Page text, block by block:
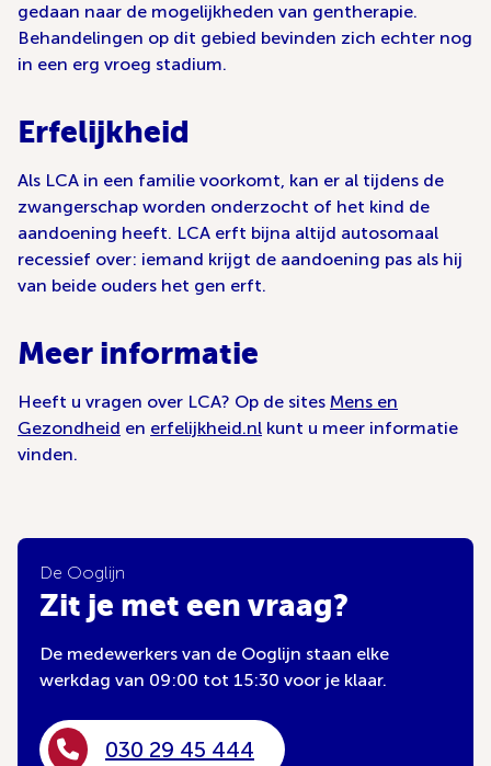
gedaan naar de mogelijkheden van gentherapie.
Behandelingen op dit gebied bevinden zich echter nog
in een erg vroeg stadium.
Erfelijkheid
Als LCA in een familie voorkomt, kan er al tijdens de
zwangerschap worden onderzocht of het kind de
aandoening heeft. LCA erft bijna altijd autosomaal
recessief over: iemand krijgt de aandoening pas als hij
van beide ouders het gen erft.
Meer informatie
Heeft u vragen over LCA? Op de sites Mens en
Gezondheid en erfelijkheid.nl kunt u meer informatie
vinden.
De Ooglijn
Zit je met een vraag?
De medewerkers van de Ooglijn staan elke
werkdag van 09:00 tot 15:30 voor je klaar.
030 29 45 444